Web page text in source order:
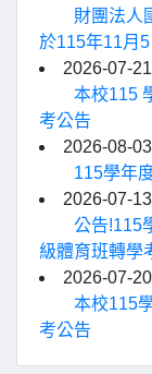
財團法人
於115年11月5
2026-07-21
本校115
考公告
2026-08-03
115學年
2026-07-13
公告!115
級體育班轉學
2026-07-20
本校115
考公告